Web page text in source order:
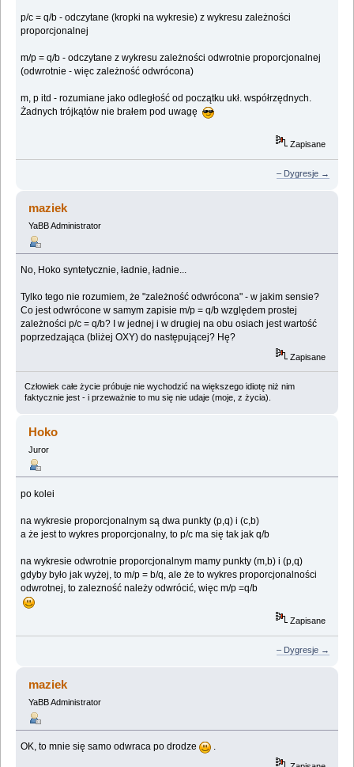
p/c = q/b - odczytane (kropki na wykresie) z wykresu zależności
proporcjonalnej
m/p = q/b - odczytane z wykresu zależności odwrotnie proporcjonalnej
(odwrotnie - więc zależność odwrócona)
m, p itd - rozumiane jako odległość od początku ukł. współrzędnych.
Żadnych trójkątów nie brałem pod uwagę
Zapisane
– Dygresje →
maziek
YaBB Administrator
No, Hoko syntetycznie, ładnie, ładnie...
Tylko tego nie rozumiem, że "zależność odwrócona" - w jakim sensie?
Co jest odwrócone w samym zapisie m/p = q/b względem prostej
zależności p/c = q/b? I w jednej i w drugiej na obu osiach jest wartość
poprzedzająca (bliżej OXY) do następującej? Hę?
Zapisane
Człowiek całe życie próbuje nie wychodzić na większego idiotę niż nim
faktycznie jest - i przeważnie to mu się nie udaje (moje, z życia).
Hoko
Juror
po kolei
na wykresie proporcjonalnym są dwa punkty (p,q) i (c,b)
a że jest to wykres proporcjonalny, to p/c ma się tak jak q/b
na wykresie odwrotnie proporcjonalnym mamy punkty (m,b) i (p,q)
gdyby było jak wyżej, to m/p = b/q, ale że to wykres proporcjonalności
odwrotnej, to zalezność należy odwrócić, więc m/p =q/b
Zapisane
– Dygresje →
maziek
YaBB Administrator
OK, to mnie się samo odwraca po drodze .